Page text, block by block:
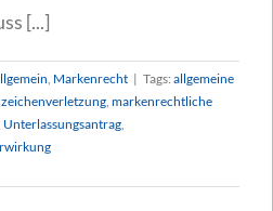
[...]
Markenrecht | Tags: allgemeine
markenrechtliche
Unterlassungsantrag